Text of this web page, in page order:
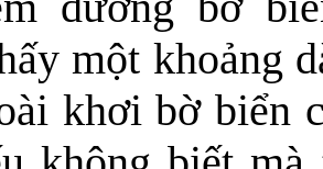
một khoảng
khơi bờ biển